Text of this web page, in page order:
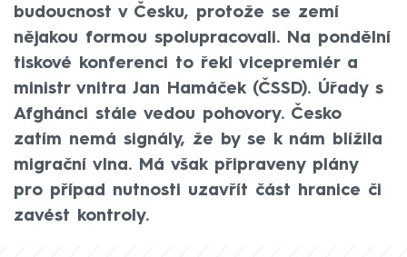
budoucnost v Česku, protože se zemí
nějakou formou spolupracovali. Na pondělní
tiskové konferenci to řekl vicepremiér a
ministr vnitra Jan Hamáček (ČSSD). Úřady s
Afghánci stále vedou pohovory. Česko
zatím nemá signály, že by se k nám blížila
migrační vlna. Má však připraveny plány
pro případ nutnosti uzavřít část hranice či
zavést kontroly.